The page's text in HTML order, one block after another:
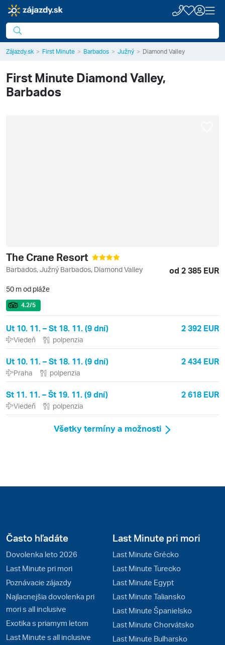
Zájazdy.sk First Minute Barbados Južný Diamond Valley
First MinuteDiamond Valley,
Barbados
The Crane Resort
Barbados, Južný Barbados, Diamond Valley od 2 385 EUR
50 m od pláže
4.2/5
Ut 10. 11. – St 18. 11. (9 dní) 2 392 EUR
Viedeň polpenzia
Ut 10. 11. – St 18. 11. (9 dní) 2 434 EUR
Praha polpenzia
St 11. 11. – Št 19. 11. (9 dní) 2 618 EUR
Viedeň polpenzia
Všetky termíny a možnosti
Často hľadáte
Dovolenka leto 2026
Last Minute pri mori
Poznávacie zájazdy
Najlacnejšia dovolenka pri
mori s all inclusive
Exotika s priamym letom
Last Minute s all inclusive
Last Minute pri mori
Last Minute Grécko
Last Minute Turecko
Last Minute Egypt
Last Minute Taliansko
Last Minute Španielsko
Last Minute Chorvátsko
Last Minute Bulharsko